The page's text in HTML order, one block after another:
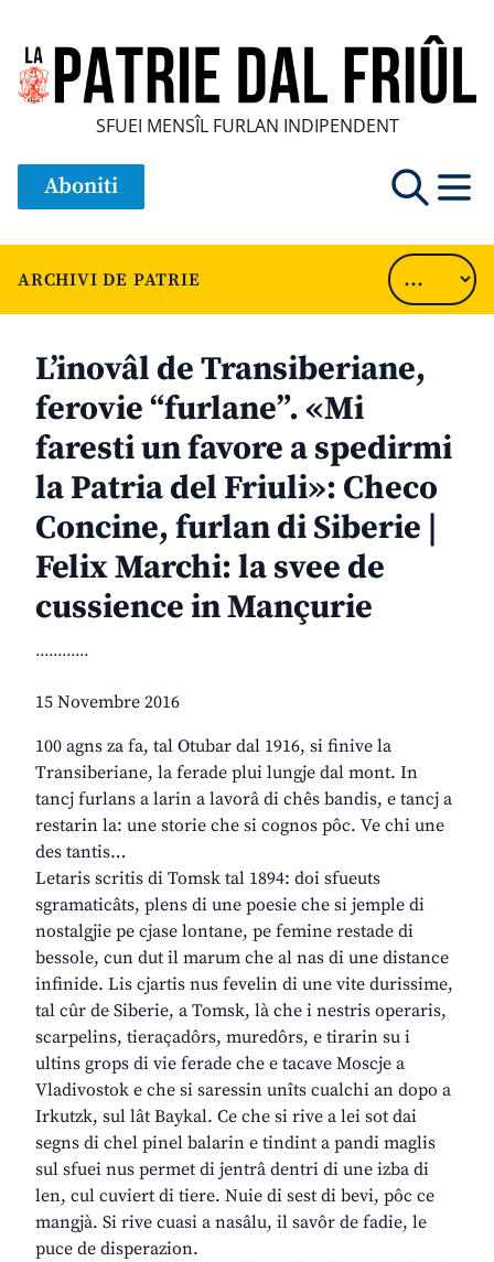
SFUEI MENSÎL FURLAN INDIPENDENT
Aboniti
ARCHIVI DE PATRIE
L’inovâl de Transiberiane,
ferovie “furlane”. «Mi
faresti un favore a spedirmi
la Patria del Friuli»: Checo
Concine, furlan di Siberie |
Felix Marchi: la svee de
cussience in Mançurie
............
15 Novembre 2016
100 agns za fa, tal Otubar dal 1916, si finive la
Transiberiane, la ferade plui lungje dal mont. In
tancj furlans a larin a lavorâ di chês bandis, e tancj a
restarin la: une storie che si cognos pôc. Ve chi une
des tantis…
Letaris scritis di Tomsk tal 1894: doi sfueuts
sgramaticâts, plens di une poesie che si jemple di
nostalgjie pe cjase lontane, pe femine restade di
bessole, cun dut il marum che al nas di une distance
infinide. Lis cjartis nus fevelin di une vite durissime,
tal cûr de Siberie, a Tomsk, là che i nestris operaris,
scarpelins, tieraçadôrs, muredôrs, e tirarin su i
ultins grops di vie ferade che e tacave Moscje a
Vladivostok e che si saressin unîts cualchi an dopo a
Irkutzk, sul lât Baykal. Ce che si rive a lei sot dai
segns di chel pinel balarin e tindint a pandi maglis
sul sfuei nus permet di jentrâ dentri di une izba di
len, cul cuviert di tiere. Nuie di sest di bevi, pôc ce
mangjà. Si rive cuasi a nasâlu, il savôr de fadie, le
puce de disperazion.